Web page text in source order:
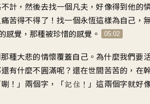
計 ，然後去找一個凡夫 ，好像得到他的
苦得不得了 ！找一個永恆這樣為自己 ，
感覺 ， 那種被珍惜的感覺 。 05:02
種大悲的情懷覆蓋自己。 為什麼我們要
有什麼不圓滿呢？ 還在世間苦苦的，在
！」兩個字 ，「記住 ！ 」 這兩個字就好